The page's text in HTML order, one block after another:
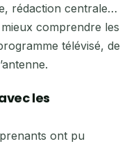
rédaction centrale…
comprendre les
télévisé, de
les
ont pu